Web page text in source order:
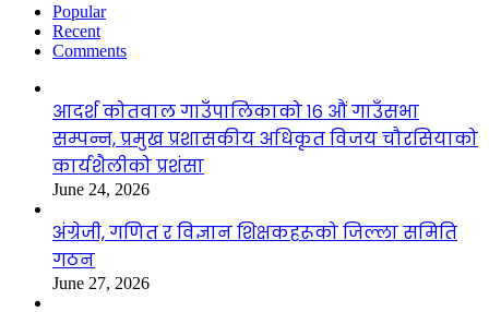
Popular
Recent
Comments
आदर्श कोतवाल गाउँपालिकाको १६ औं गाउँसभा
सम्पन्न, प्रमुख प्रशासकीय अधिकृत विजय चौरसियाको
कार्यशैलीको प्रशंसा
June 24, 2026
अंग्रेजी, गणित र विज्ञान शिक्षकहरूको जिल्ला समिति
गठन
June 27, 2026